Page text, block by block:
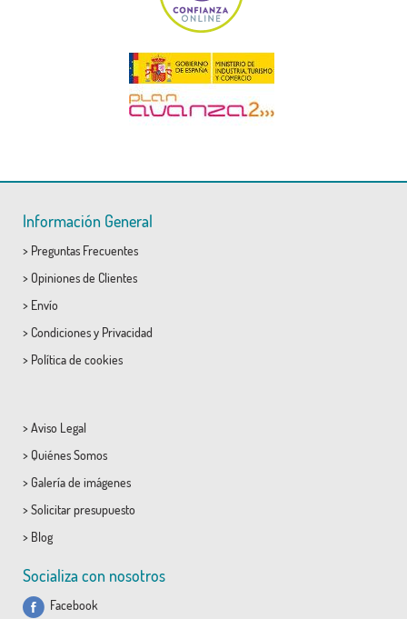
Información General
> Preguntas Frecuentes
> Opiniones de Clientes
> Envío
> Condicionesy Privacidad
> Política de cookies
> Aviso Legal
> Quiénes Somos
> Galería de imágenes
> Solicitar presupuesto
> Blog
Socializa con nosotros
Facebook